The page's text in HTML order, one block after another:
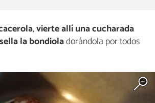
,vierte allí una cucharada
la bondioladorándola por todos